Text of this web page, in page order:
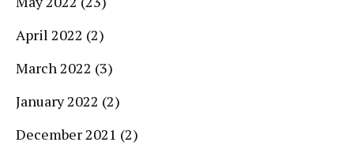
April 2022 (2)
March 2022 (3)
January 2022 (2)
December 2021 (2)